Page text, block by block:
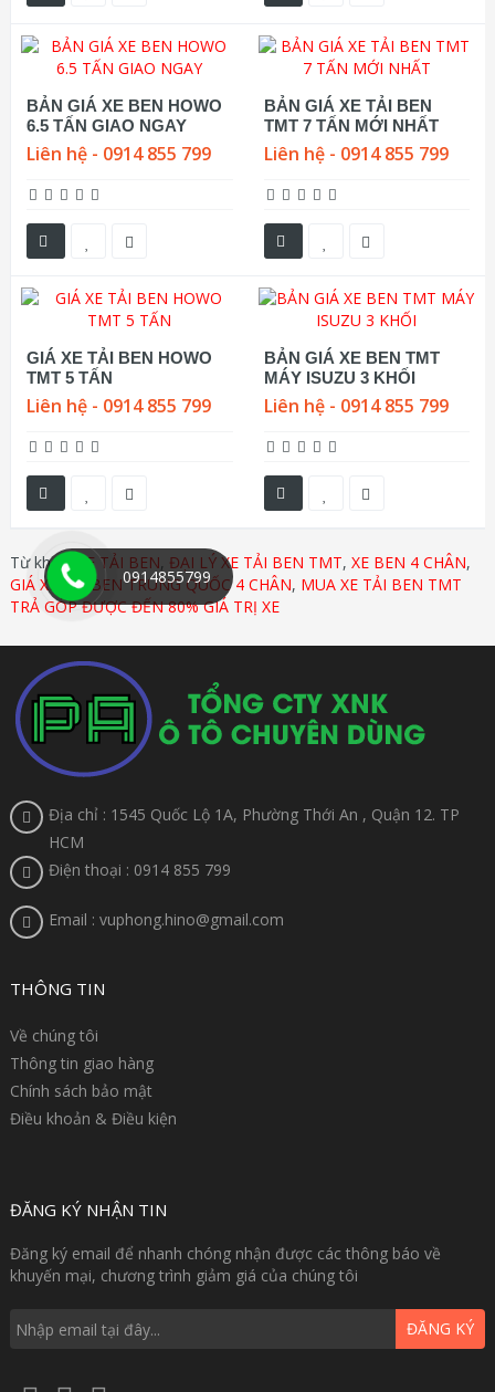
BẢN GIÁ XE BEN HOWO
6.5 TẤN GIAO NGAY
Liên hệ - 0914 855 799
BẢN GIÁ XE TẢI BEN
TMT 7 TẤN MỚI NHẤT
Liên hệ - 0914 855 799
GIÁ XE TẢI BEN HOWO
TMT 5 TẤN
Liên hệ - 0914 855 799
BẢN GIÁ XE BEN TMT
MÁY ISUZU 3 KHỐI
Liên hệ - 0914 855 799
Từ khóa: XE TẢI BEN, ĐẠI LÝ XE TẢI BEN TMT, XE BEN 4 CHÂN,
GIÁ XE TẢI BEN TRUNG QUỐC 4 CHÂN, MUA XE TẢI BEN TMT
TRẢ GÓP ĐƯỢC ĐẾN 80% GIÁ TRỊ XE
Địa chỉ : 1545 Quốc Lộ 1A, Phường Thới An , Quận 12. TP
HCM
Điện thoại : 0914 855 799
Email : vuphong.hino@gmail.com
THÔNG TIN
Về chúng tôi
Thông tin giao hàng
Chính sách bảo mật
Điều khoản & Điều kiện
ĐĂNG KÝ NHẬN TIN
Đăng ký email để nhanh chóng nhận được các thông báo về
khuyến mại, chương trình giảm giá của chúng tôi
ĐĂNG KÝ
0914855799